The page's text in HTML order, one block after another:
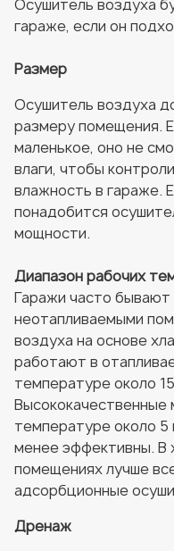
Осушитель воздуха
гараже, если он
Размер
Осушитель воздуха
размеру помещения.
маленькое, оно не
влаги, чтобы
влажность в гараже.
понадобится
мощности.
Диапазон рабочих
Гаражи часто
неотапливаемыми
воздуха на основе
работают в
температуре около
температуре около 5
менее эффективны. В
помещениях лучше
адсорбционные
Дренаж